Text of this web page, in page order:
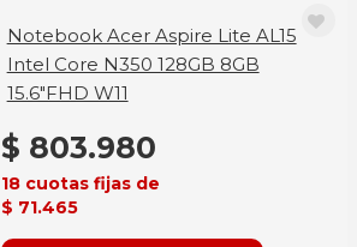
Notebook Acer Aspire Lite AL15
Intel Core N350 128GB 8GB
15.6"FHD W11
$ 803.980
18 cuotas fijas de
$ 71.465